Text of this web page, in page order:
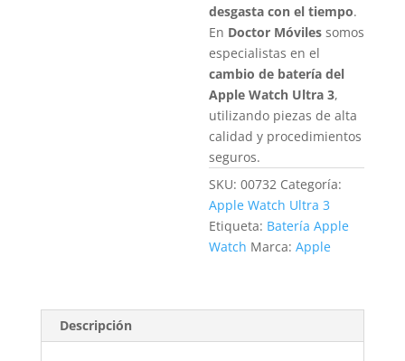
desgasta con el tiempo.
En Doctor Móviles somos
especialistas en el
cambio de batería del
Apple Watch Ultra 3,
utilizando piezas de alta
calidad y procedimientos
seguros.
SKU:00732 Categoría:
Apple Watch Ultra 3
Etiqueta: Batería Apple
Watch Marca:Apple
Descripción